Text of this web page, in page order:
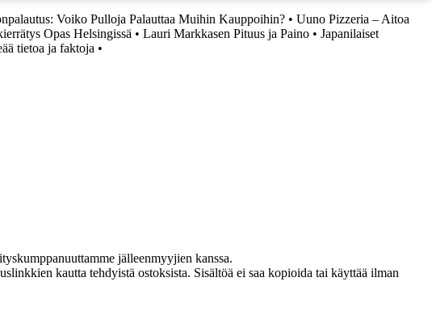
Voiko Pulloja Palauttaa Muihin Kauppoihin? • Uuno Pizzeria – Aitoa
Opas Helsingissä • Lauri Markkasen Pituus ja Paino • Japanilaiset
tietoa ja faktoja •
jälleenmyyjien kanssa.
kautta tehdyistä ostoksista. Sisältöä ei saa kopioida tai käyttää ilman